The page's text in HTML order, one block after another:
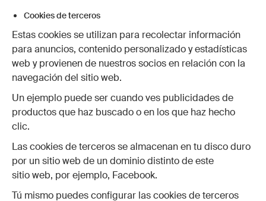
Cookies de terceros
Estas cookies se utilizan para recolectar información
para anuncios, contenido personalizado y estadísticas
web y provienen de nuestros socios en relación con la
navegación del sitio web.
Un ejemplo puede ser cuando ves publicidades de
productos que haz buscado o en los que haz hecho
clic.
Las cookies de terceros se almacenan en tu disco duro
por un sitio web de un dominio distinto de este
sitio web, por ejemplo, Facebook.
Tú mismo puedes configurar las cookies de terceros